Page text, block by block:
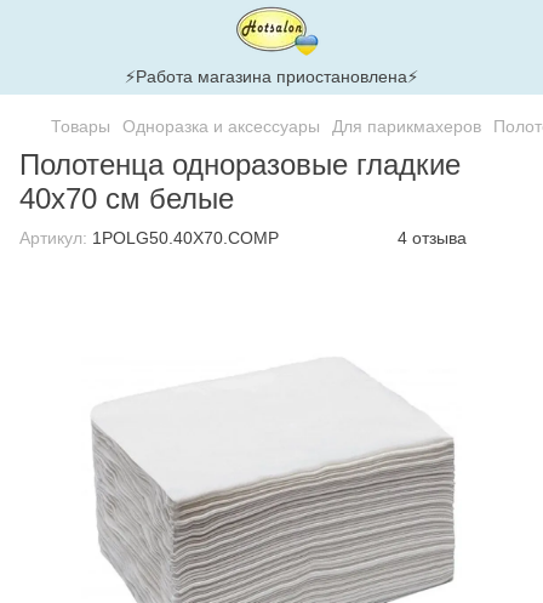
⚡Работа магазина приостановлена⚡
Товары Одноразка и аксессуары Для парикмахеров
Полотенца одноразовые гладкие
40x70 см белые
Артикул: 1POLG50.40X70.COMP 4 отзыва